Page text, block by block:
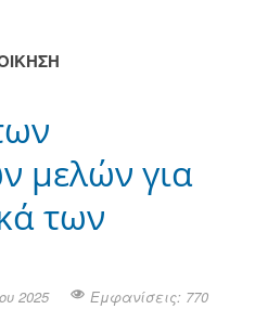
μελών για
των
2025 Εμφανίσεις: 770